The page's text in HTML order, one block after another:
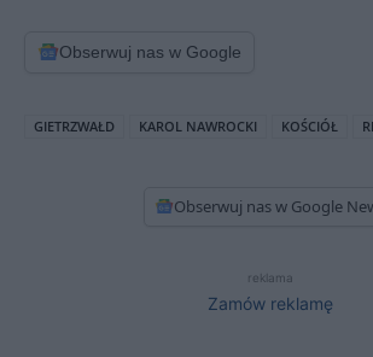
Obserwuj nas w Google
GIETRZWAŁD KAROL NAWROCKI KOŚCIÓŁ
Obserwuj nas w Google
reklama
Zamów reklamę